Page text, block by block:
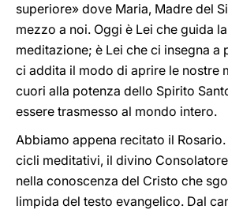
superiore» dove Maria, Madre del
mezzo a noi. Oggi è Lei che guida
meditazione; è Lei che ci insegna a
ci addita il modo di aprire le nostre
cuori alla potenza dello Spirito
essere trasmesso al mondo intero.
Abbiamo appena recitato il
cicli meditativi, il divino
nella conoscenza del Cristo che
limpida del testo evangelico. Dal